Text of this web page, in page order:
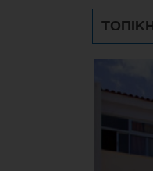
LIFESTYLE